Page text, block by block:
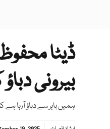
ڈیٹا
بیرونی
ہمیں باہر سے دباؤ آرہا